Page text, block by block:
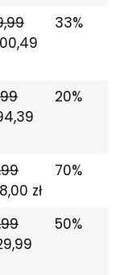
33%
20%
zł
70%
50%